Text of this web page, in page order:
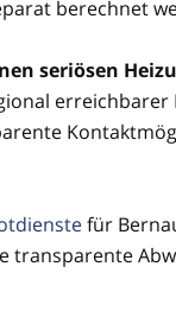
berechnet
seriösen
für
transparente